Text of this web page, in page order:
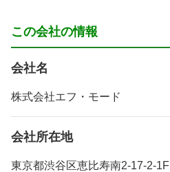
この会社の情報
会社名
株式会社エフ・モード
会社所在地
東京都渋谷区恵比寿南2-17-2-1F